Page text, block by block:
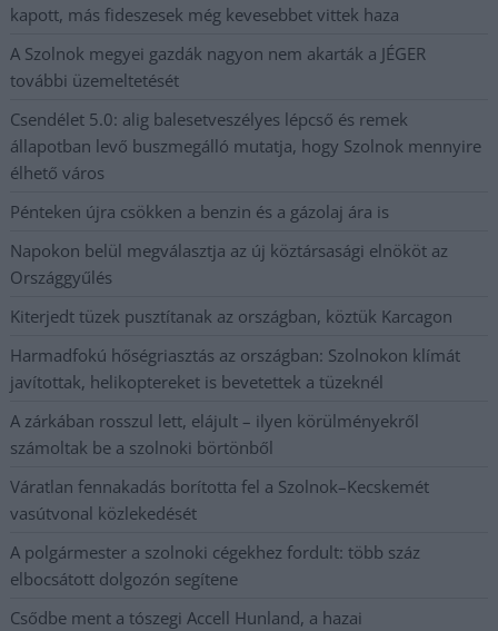
kapott, más fideszesek még kevesebbet vittek haza
A Szolnok megyei gazdák nagyon nem akarták a JÉGER
további üzemeltetését
Csendélet 5.0: alig balesetveszélyes lépcső és remek
állapotban levő buszmegálló mutatja, hogy Szolnok mennyire
élhető város
Pénteken újra csökken a benzin és a gázolaj ára is
Napokon belül megválasztja az új köztársasági elnököt az
Országgyűlés
Kiterjedt tüzek pusztítanak az országban, köztük Karcagon
Harmadfokú hőségriasztás az országban: Szolnokon klímát
javítottak, helikoptereket is bevetettek a tüzeknél
A zárkában rosszul lett, elájult – ilyen körülményekről
számoltak be a szolnoki börtönből
Váratlan fennakadás borította fel a Szolnok–Kecskemét
vasútvonal közlekedését
A polgármester a szolnoki cégekhez fordult: több száz
elbocsátott dolgozón segítene
Csődbe ment a tószegi Accell Hunland, a hazai